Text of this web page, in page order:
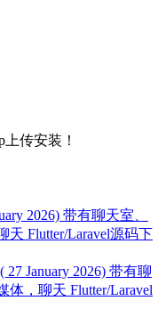
传安装！
2026) 带有聊天室、
Flutter/Laravel源码下
27 January 2026) 带有聊
，聊天 Flutter/Laravel